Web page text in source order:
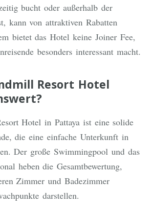
bucht oder außerhalb der
kann von attraktiven Rabatten
bietet das Hotel keine Joiner Fee,
besonders interessant macht.
Resort Hotel
Hotel in Pattaya ist eine solide
die eine einfache Unterkunft in
Der große Swimmingpool und das
heben die Gesamtbewertung,
Zimmer und Badezimmer
darstellen.